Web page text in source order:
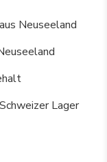
Neuseeland
Lager